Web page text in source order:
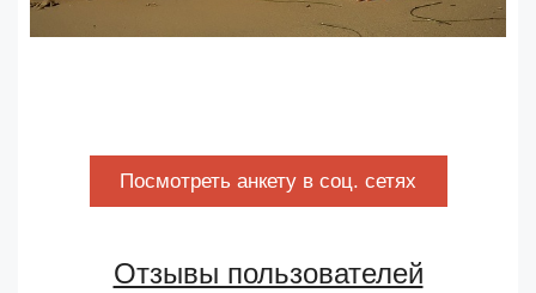
Посмотреть анкету в соц. сетях
Отзывы пользователей